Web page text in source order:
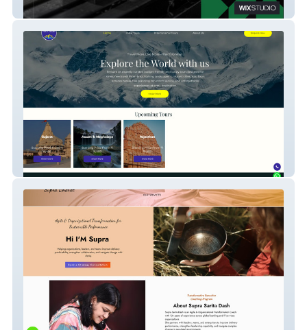
Siddwinprecision
yolotours
Supra Bharat